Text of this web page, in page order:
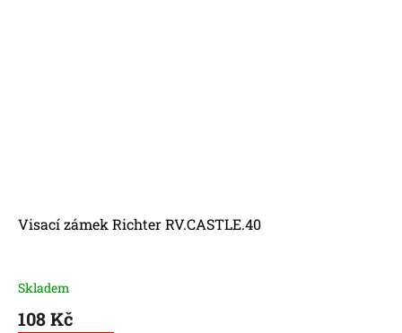
Visací zámek Richter RV.CASTLE.40
Skladem
108 Kč